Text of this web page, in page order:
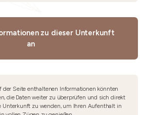
zu dieser Unterkunft
an
der Seite enthaltenen Informationen könnten
die Daten weiter zu überprüfen und sich direkt
Unterkunft zu wenden, um Ihren Aufenthalt in